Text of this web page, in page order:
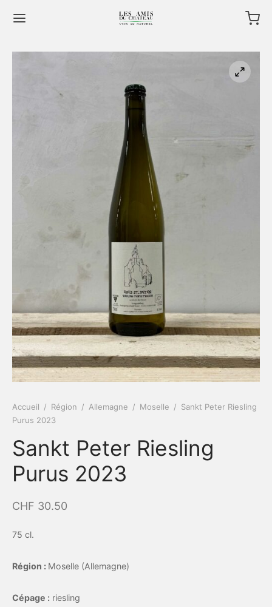
Accueil / Région / Allemagne / Moselle / Sankt Peter Riesling
Purus 2023
Sankt Peter Riesling
Purus 2023
CHF 30.50
75 cl.
Région : Moselle (Allemagne)
Cépage : riesling